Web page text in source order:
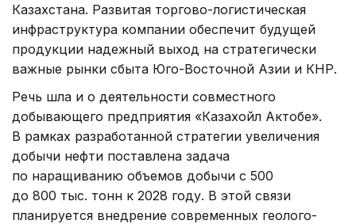
Казахстана. Развитая торгово-логистическая
инфраструктура компании обеспечит будущей
продукции надежный выход на стратегически
важные рынки сбыта Юго-Восточной Азии и КНР.
Речь шла и о деятельности совместного
добывающего предприятия «Казахойл Актобе».
В рамках разработанной стратегии увеличения
добычи нефти поставлена задача
по наращиванию объемов добычи с 500
до 800 тыс. тонн к 2028 году. В этой связи
планируется внедрение современных геолого-